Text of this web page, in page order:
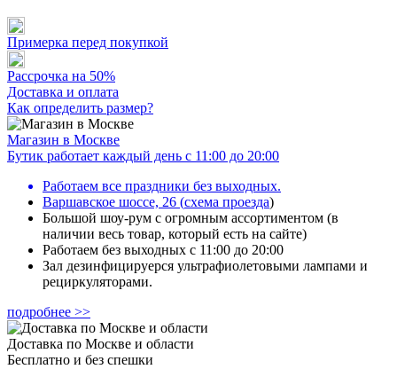
Примерка перед покупкой
Рассрочка на 50%
Доставка и оплата
Как определить размер?
Магазин в Москве
Бутик работает каждый день с 11:00 до 20:00
Работаем все праздники без выходных.
Варшавское шоссе, 26 (схема проезда)
Большой шоу-рум с огромным ассортиментом (в
наличии весь товар, который есть на сайте)
Работаем без выходных с 11:00 до 20:00
Зал дезинфицируерся ультрафиолетовыми лампами и
рециркуляторами.
подробнее >>
Доставка по Москве и области
Бесплатно и без спешки